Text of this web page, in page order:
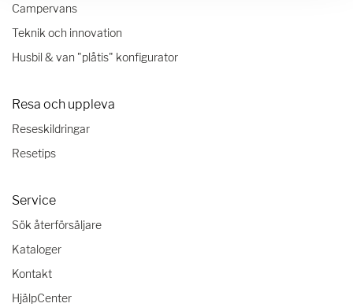
Campervans
Teknik och innovation
Husbil & van "plåtis" konfigurator
Resa och uppleva
Reseskildringar
Resetips
Service
Sök återförsäljare
Kataloger
Kontakt
HjälpCenter